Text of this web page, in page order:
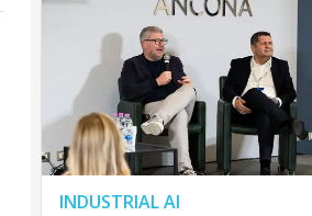
INDUSTRIAL AI